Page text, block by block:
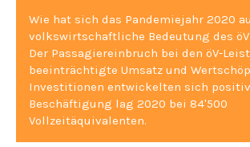
Wie hat sich das Pandemiejahr 2020
volkswirtschaftliche Bedeutung des
Der Passagiereinbruch bei den öV-
beeinträchtigte Umsatz und
Investitionen entwickelten sich
Beschäftigung lag 2020 bei 84'500
Vollzeitäquivalenten.